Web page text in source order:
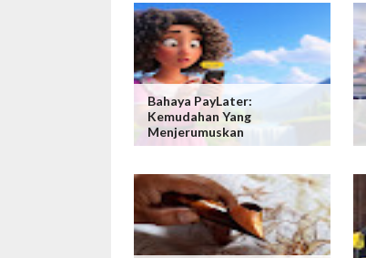
Bahaya PayLater:
Kemudahan Yang
Menjerumuskan